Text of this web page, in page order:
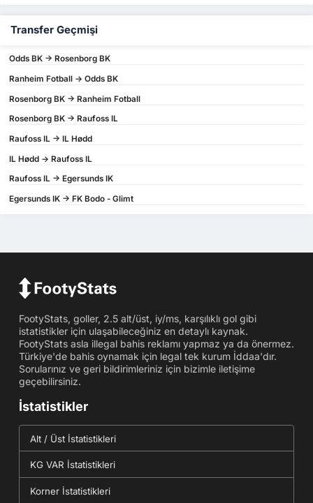
Transfer Geçmişi
Odds BK -> Rosenborg BK
Ranheim Fotball -> Odds BK
Rosenborg BK -> Ranheim Fotball
Rosenborg BK -> Raufoss IL
Raufoss IL -> IL Hødd
IL Hødd -> Raufoss IL
Raufoss IL -> Egersunds IK
Egersunds IK -> FK Bodo - Glimt
FootyStats, goller, 2.5 alt/üst, iy/ms, karşılıklı gol gibi
istatistikler için ulaşabileceğiniz en detaylı kaynak.
FootyStats asla illegal bahis reklamı yapmaz ya da önermez.
Türkiye'de bahis oynamak için legal tek kurum İddaa'dır.
Sorularınız ve geri bildirimleriniz için bizimle iletişime
geçebilirsiniz.
İstatistikler
Alt / Üst İstatistikleri
KG VAR İstatistikleri
Korner İstatistikleri